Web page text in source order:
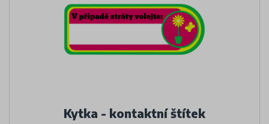
Kytka - kontaktní štítek